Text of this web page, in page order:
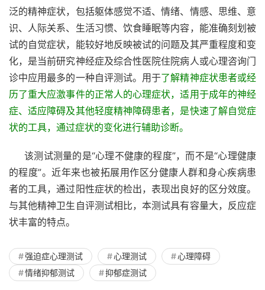
泛的精神症状，包括躯体感觉不适、情绪、情感、思维、意
识、人际关系、生活习惯、饮食睡眠等内容，能准确刻划被
试的自觉症状，能较好地反映被试的问题及其严重程度和变
化，是当前研究神经症及综合性医院住院病人或心理咨询门
诊中应用最多的一种自评测试。用于了解精神症状患者或经
历了重大应激事件的正常人的心理症状，适用于成年的神经
症、适应障碍及其他轻度精神障碍患者，是快速了解自觉症
状的工具，通过症状的变化进行辅助诊断。
该测试测量的是“心理不健康的程度”，而不是“心理健康
的程度”。近年来也被拓展用作区分健康人群和身心疾病患
者的工具，通过阳性症状的检出，表现出良好的区分效度。
与其他精神卫生自评测试相比，本测试具有容量大，反应症
状丰富的特点。
强迫症心理测试 心理测试
心理障碍
情绪抑郁测试
抑郁症测试